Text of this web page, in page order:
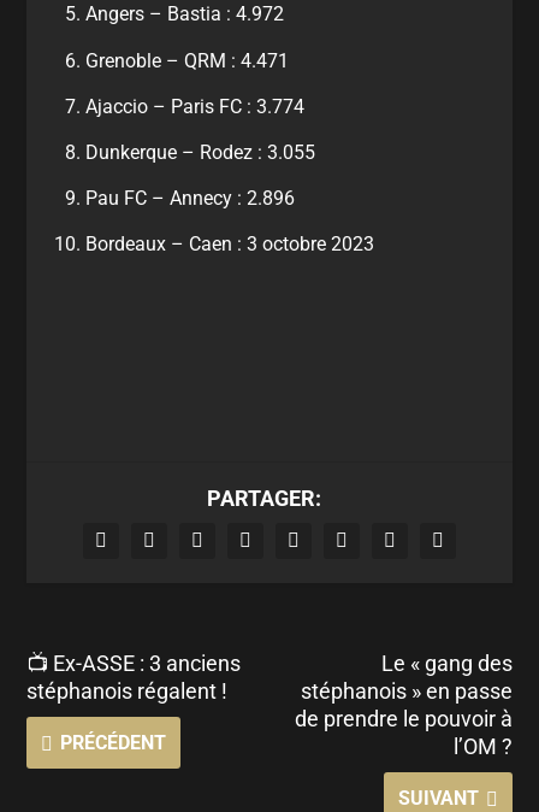
Angers – Bastia : 4.972
Grenoble – QRM : 4.471
Ajaccio – Paris FC : 3.774
Dunkerque – Rodez : 3.055
Pau FC – Annecy : 2.896
Bordeaux – Caen : 3 octobre 2023
PARTAGER:
📺 Ex-ASSE : 3 anciens
stéphanois régalent !
PRÉCÉDENT
Le « gang des
stéphanois » en passe
de prendre le pouvoir à
l’OM ?
SUIVANT